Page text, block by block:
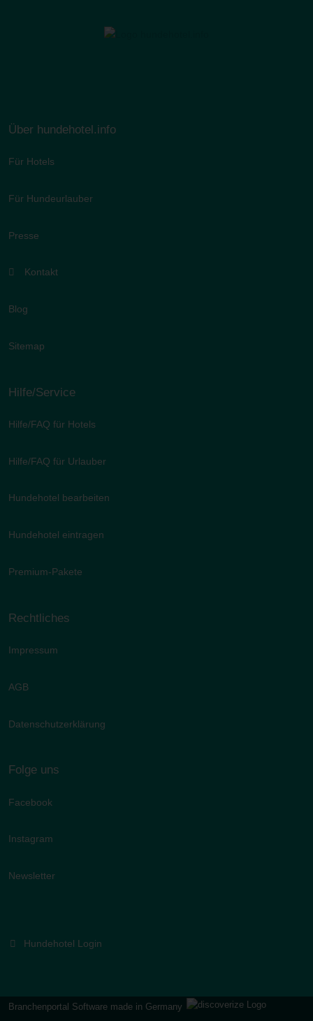
Über hundehotel.info
Für Hotels
Für Hundeurlauber
Presse
Kontakt
Blog
Sitemap
Hilfe/Service
Hilfe/FAQ für Hotels
Hilfe/FAQ für Urlauber
Hundehotel bearbeiten
Hundehotel eintragen
Premium-Pakete
Rechtliches
Impressum
AGB
Datenschutzerklärung
Folge uns
Facebook
Instagram
Newsletter
Hundehotel Login
Branchenportal Software made in Germany